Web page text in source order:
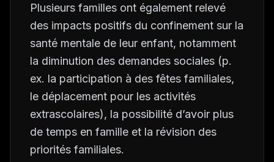
Plusieurs familles ont également relevé
des impacts positifs du confinement sur la
santé mentale de leur enfant, notamment
la diminution des demandes sociales (p.
ex. la participation à des fêtes familiales,
le déplacement pour les activités
extrascolaires), la possibilité d’avoir plus
de temps en famille et la révision des
priorités familiales.